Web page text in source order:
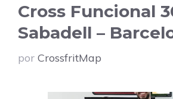
Cross Funcional
Sabadell –
por CrossfritMap